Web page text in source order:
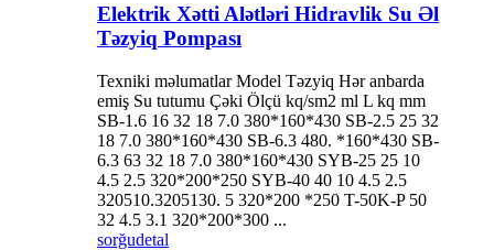
Elektrik Xətti Alətləri Hidravlik Su Əl
Təzyiq Pompası
Texniki məlumatlar Model Təzyiq Hər anbarda
emiş Su tutumu Çəki Ölçü kq/sm2 ml L kq mm
SB-1.6 16 32 18 7.0 380*160*430 SB-2.5 25 32
18 7.0 380*160*430 SB-6.3 480. *160*430 SB-
6.3 63 32 18 7.0 380*160*430 SYB-25 25 10
4.5 2.5 320*200*250 SYB-40 40 10 4.5 2.5
320510.3205130. 5 320*200 *250 T-50K-P 50
32 4.5 3.1 320*200*300 ...
sorğudetal